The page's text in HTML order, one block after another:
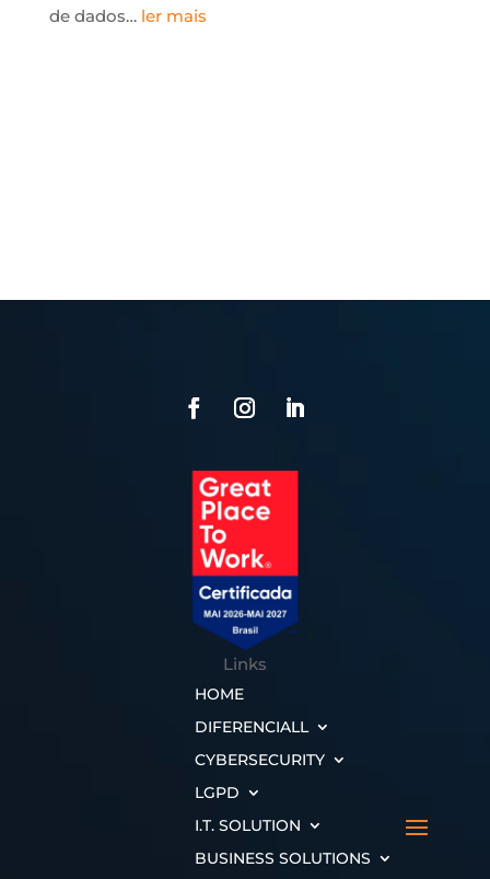
de dados… ler mais
Links
HOME
DIFERENCIALL
CYBERSECURITY
LGPD
I.T. SOLUTION
BUSINESS SOLUTIONS